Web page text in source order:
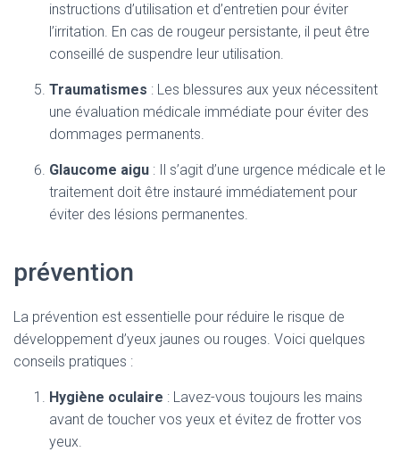
instructions d’utilisation et d’entretien pour éviter
l’irritation. En cas de rougeur persistante, il peut être
conseillé de suspendre leur utilisation.
Traumatismes : Les blessures aux yeux nécessitent
une évaluation médicale immédiate pour éviter des
dommages permanents.
Glaucome aigu : Il s’agit d’une urgence médicale et le
traitement doit être instauré immédiatement pour
éviter des lésions permanentes.
prévention
La prévention est essentielle pour réduire le risque de
développement d’yeux jaunes ou rouges. Voici quelques
conseils pratiques :
Hygiène oculaire : Lavez-vous toujours les mains
avant de toucher vos yeux et évitez de frotter vos
yeux.